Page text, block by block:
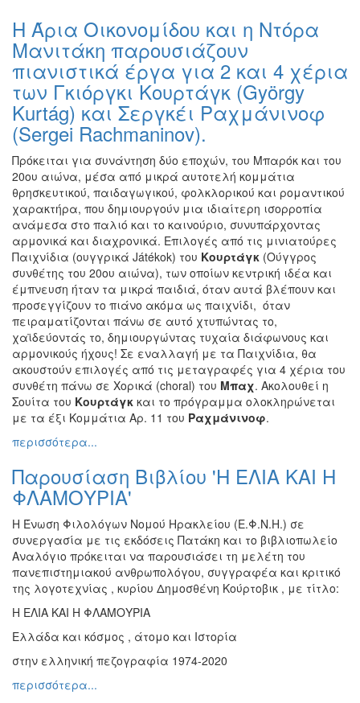
Η Άρια Οικονομίδου και η Ντόρα
Μανιτάκη παρουσιάζουν
πιανιστικά έργα για 2 και 4 χέρια
των Γκιόργκι Κουρτάγκ (György
Kurtág) και Σεργκέι Ραχμάνινοφ
(Sergei Rachmaninov).
Πρόκειται για συνάντηση δύο εποχών, του Μπαρόκ και του
20ου αιώνα, μέσα από μικρά αυτοτελή κομμάτια
θρησκευτικού, παιδαγωγικού, φολκλορικού και ρομαντικού
χαρακτήρα, που δημιουργούν μια ιδιαίτερη ισορροπία
ανάμεσα στο παλιό και το καινούριο, συνυπάρχοντας
αρμονικά και διαχρονικά. Επιλογές από τις μινιατούρες
Παιχνίδια (ουγγρικά Játékok) του Κουρτάγκ (Ούγγρος
συνθέτης του 20ου αιώνα), των οποίων κεντρική ιδέα και
έμπνευση ήταν τα μικρά παιδιά, όταν αυτά βλέπουν και
προσεγγίζουν το πιάνο ακόμα ως παιχνίδι, όταν
πειραματίζονται πάνω σε αυτό χτυπώντας το,
χαϊδεύοντάς το, δημιουργώντας τυχαία διάφωνους και
αρμονικούς ήχους! Σε εναλλαγή με τα Παιχνίδια, θα
ακουστούν επιλογές από τις μεταγραφές για 4 χέρια του
συνθέτη πάνω σε Χορικά (choral) του Μπαχ. Ακολουθεί η
Σουίτα του Κουρτάγκ και το πρόγραμμα ολοκληρώνεται
με τα έξι Κομμάτια Αρ. 11 του Ραχμάνινοφ.
περισσότερα...
Παρουσίαση Βιβλίου 'Η ΕΛΙΑ ΚΑΙ Η
ΦΛΑΜΟΥΡΙΑ'
Η Ένωση Φιλολόγων Νομού Ηρακλείου (Ε.Φ.Ν.Η.) σε
συνεργασία με τις εκδόσεις Πατάκη και το βιβλιοπωλείο
Αναλόγιο πρόκειται να παρουσιάσει τη μελέτη του
πανεπιστημιακού ανθρωπολόγου, συγγραφέα και κριτικό
της λογοτεχνίας , κυρίου Δημοσθένη Κούρτοβικ , με τίτλο:
Η ΕΛΙΑ ΚΑΙ Η ΦΛΑΜΟΥΡΙΑ
Ελλάδα και κόσμος , άτομο και Ιστορία
στην ελληνική πεζογραφία 1974-2020
περισσότερα...